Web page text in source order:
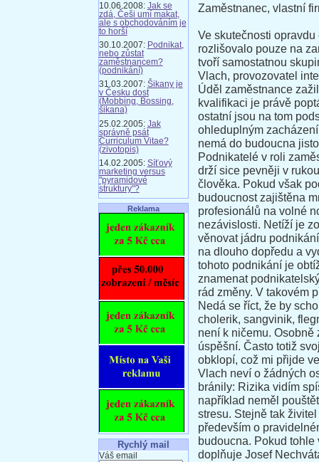
10.06.2008: Jak se
zdá, Češi umí makat,
ale s obchodováním je
to horší
30.10.2007: Podnikat,
nebo zůstat
zaměstnancem?
(podnikání)
31.03.2007: Šikany je
v Česku dost
(Mobbing, Bossing,
šikana)
25.02.2005: Jak
správně psát
Curriculum Vitae?
(zivotopis)
14.02.2005: Síťový
marketing versus
"pyramidové
struktury"?
Reklama
Rychlý mail
Váš email
Zaměstnanec, vlastní
Ve skutečnosti
rozlišovalo pouze na
tvoří samostatnou
Vlach, provozovatel
Úděl zaměstnance
kvalifikaci je právě
ostatní jsou na tom
ohleduplným
nemá do budoucna
Podnikatelé v roli
drží sice pevněji v
člověka. Pokud však
budoucnost zajištěna
profesionálů na volné
nezávislosti. Netíží je
věnovat jádru
na dlouho dopředu a
tohoto podnikání je
znamenat
rád změny. V takovém
Nedá se říct, že by
cholerik, sangvinik,
není k ničemu.
úspěšní. Často totiž
obklopí, což mi přijde
Vlach neví o žádných
bránily: Rizika vidím
například neměl
stresu. Stejně tak
především o
budoucna. Pokud
doplňuje Josef